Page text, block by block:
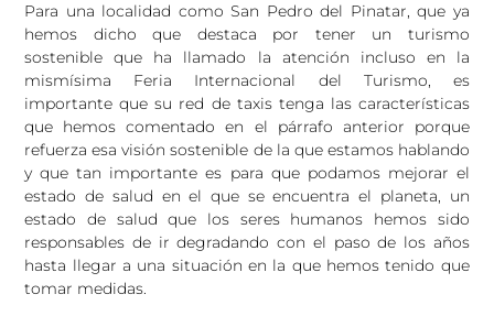
Para una localidad como San Pedro del Pinatar, que ya
hemos dicho que destaca por tener un turismo
sostenible que ha llamado la atención incluso en la
mismísima Feria Internacional del Turismo, es
importante que su red de taxis tenga las características
que hemos comentado en el párrafo anterior porque
refuerza esa visión sostenible de la que estamos hablando
y que tan importante es para que podamos mejorar el
estado de salud en el que se encuentra el planeta, un
estado de salud que los seres humanos hemos sido
responsables de ir degradando con el paso de los años
hasta llegar a una situación en la que hemos tenido que
tomar medidas.